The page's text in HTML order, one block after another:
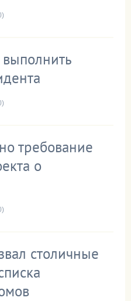
требование
о
столичные